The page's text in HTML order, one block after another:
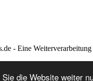
die Website weiter
- Eine